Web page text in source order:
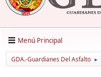
Menú Principal
GDA.-Guardianes Del Asfalto ►